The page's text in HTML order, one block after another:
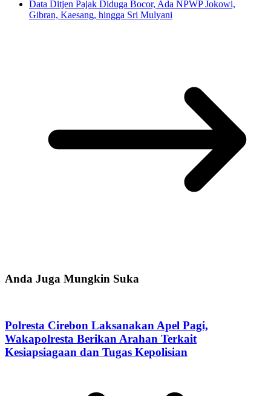
Data Ditjen Pajak Diduga Bocor, Ada NPWP Jokowi,
Gibran, Kaesang, hingga Sri Mulyani
Anda Juga Mungkin Suka
Polresta Cirebon Laksanakan Apel Pagi,
Wakapolresta Berikan Arahan Terkait
Kesiapsiagaan dan Tugas Kepolisian